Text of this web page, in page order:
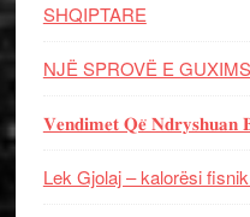
SHQIPTARE
NJË SPROVË E
𝐕𝐞𝐧𝐝𝐢𝐦𝐞𝐭 𝐐𝐞̈ 𝐍𝐝𝐫𝐲𝐬𝐡𝐮𝐚𝐧
Lek Gjolaj – kalorësi